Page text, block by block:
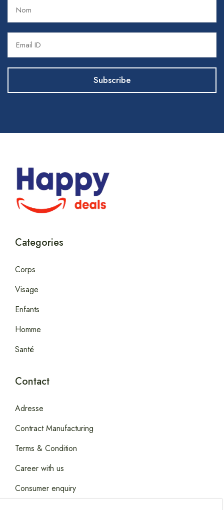
Categories
Corps
Visage
Enfants
Homme
Santé
Contact
Adresse
Contract Manufacturing
Terms & Condition
Career with us
Consumer enquiry